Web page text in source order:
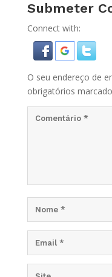
Submeter
Connect with:
O seu endereço de
obrigatórios